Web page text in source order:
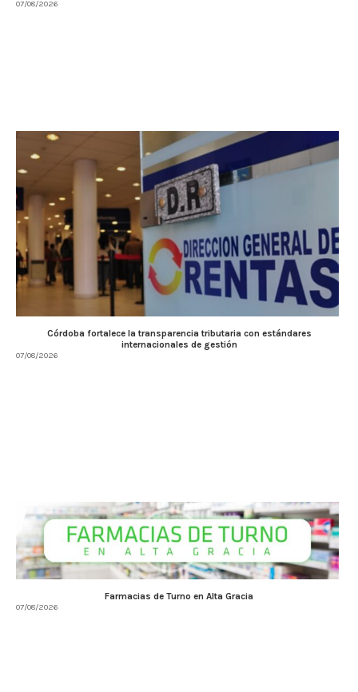
07/08/2026
Córdoba fortalece la transparencia tributaria con estándares
internacionales de gestión
07/08/2026
Farmacias de Turno en Alta Gracia
07/08/2026